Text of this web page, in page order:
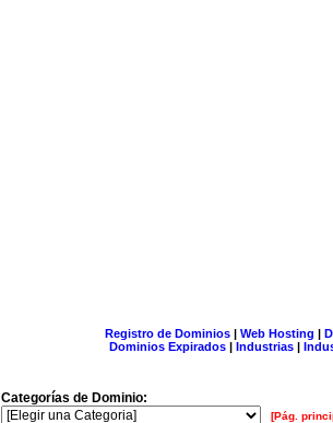
Registro de Dominios| Web Hosting |
Dominios Expirados | Industrias |
Categorías de Dominio:
[Pág.